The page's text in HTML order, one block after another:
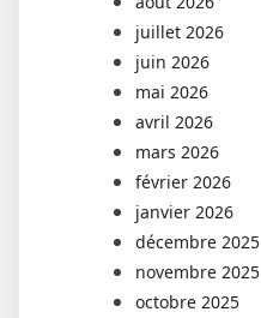
juillet 2026
juin 2026
mai 2026
avril 2026
mars 2026
février 2026
janvier 2026
décembre 2025
novembre 2025
octobre 2025